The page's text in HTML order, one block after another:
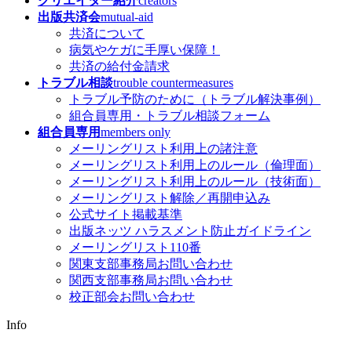
出版共済会mutual-aid
共済について
病気やケガに手厚い保障！
共済の給付金請求
トラブル相談trouble countermeasures
トラブル予防のために（トラブル解決事例）
組合員専用・トラブル相談フォーム
組合員専用members only
メーリングリスト利用上の諸注意
メーリングリスト利用上のルール（倫理面）
メーリングリスト利用上のルール（技術面）
メーリングリスト解除／再開申込み
公式サイト掲載基準
出版ネッツ ハラスメント防止ガイドライン
メーリングリスト110番
関東支部事務局お問い合わせ
関西支部事務局お問い合わせ
校正部会お問い合わせ
Info